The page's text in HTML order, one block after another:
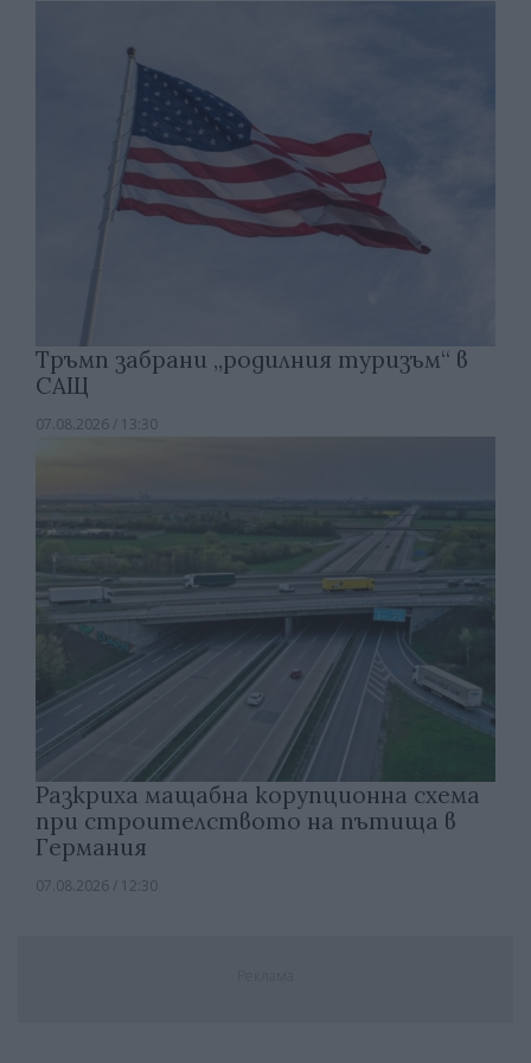
Тръмп забрани „родилния туризъм“ в
САЩ
07.08.2026 / 13:30
Разкриха мащабна корупционна схема
при строителството на пътища в
Германия
07.08.2026 / 12:30